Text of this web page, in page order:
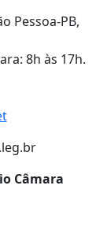
Pessoa-PB,
8h às 17h.
Câmara